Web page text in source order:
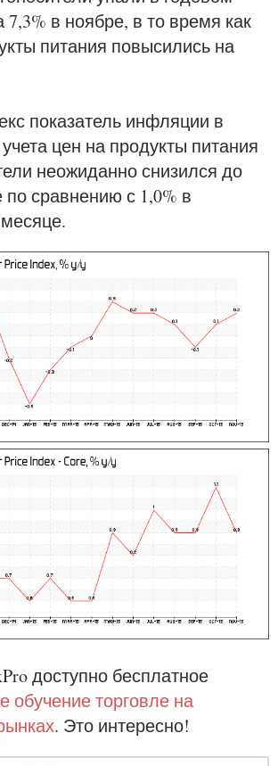
в ноябре, в то время как
питания повысились на
показатель инфляции в
цен на продукты питания
неожиданно снизился до
по сравнению с 1,0% в
доступно бесплатное
обучение торговле на
. Это интересно!